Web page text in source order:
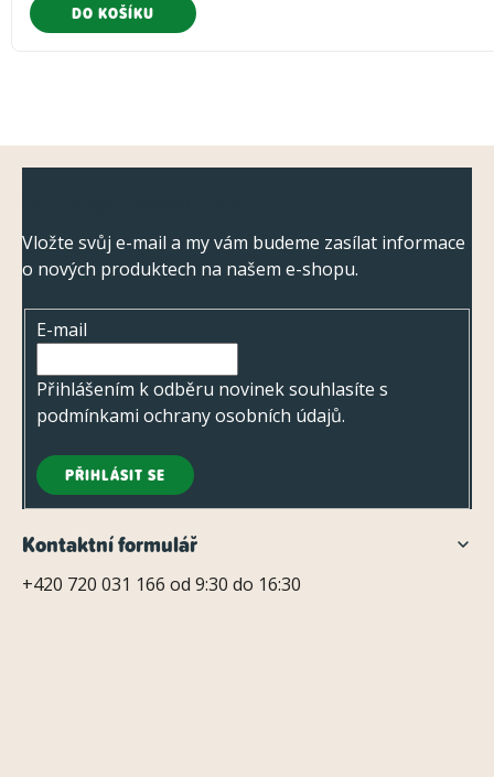
DO KOŠÍKU
Vložte svůj e-mail a my vám budeme zasílat informace
o nových produktech na našem e-shopu.
E-mail
Přihlášením k odběru novinek souhlasíte s
podmínkami ochrany osobních údajů.
PŘIHLÁSIT SE
Kontaktní formulář
+420 720 031 166 od 9:30 do 16:30